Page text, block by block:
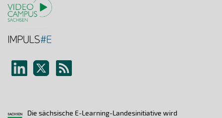
Die sächsische E-Learning-Landesinitiative wird